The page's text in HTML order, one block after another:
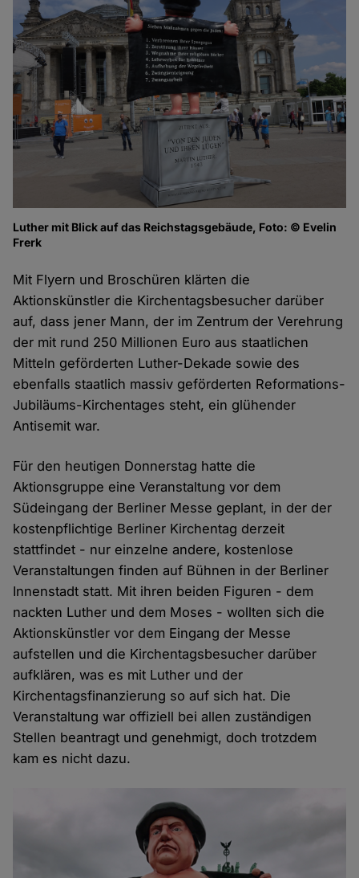
Luther mit Blick auf das Reichstagsgebäude, Foto: © Evelin
Frerk
Mit Flyern und Broschüren klärten die
Aktionskünstler die Kirchentagsbesucher darüber
auf, dass jener Mann, der im Zentrum der Verehrung
der mit rund 250 Millionen Euro aus staatlichen
Mitteln geförderten Luther-Dekade sowie des
ebenfalls staatlich massiv geförderten Reformations-
Jubiläums-Kirchentages steht, ein glühender
Antisemit war.
Für den heutigen Donnerstag hatte die
Aktionsgruppe eine Veranstaltung vor dem
Südeingang der Berliner Messe geplant, in der der
kostenpflichtige Berliner Kirchentag derzeit
stattfindet - nur einzelne andere, kostenlose
Veranstaltungen finden auf Bühnen in der Berliner
Innenstadt statt. Mit ihren beiden Figuren - dem
nackten Luther und dem Moses - wollten sich die
Aktionskünstler vor dem Eingang der Messe
aufstellen und die Kirchentagsbesucher darüber
aufklären, was es mit Luther und der
Kirchentagsfinanzierung so auf sich hat. Die
Veranstaltung war offiziell bei allen zuständigen
Stellen beantragt und genehmigt, doch trotzdem
kam es nicht dazu.